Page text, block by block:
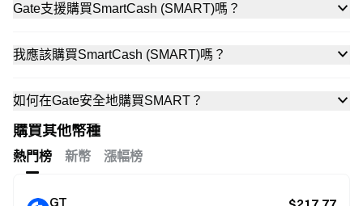
Gate支援購買SmartCash (SMART)嗎？
我應該購買SmartCash (SMART)嗎？
如何在Gate安全地購買SMART？
購買其他幣種
熱門榜 新幣 漲幅榜
GT